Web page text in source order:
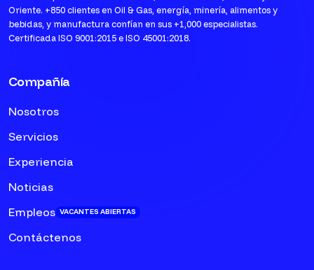
Oriente. +850 clientes en Oil & Gas, energía, minería, alimentos y
bebidas, y manufactura confían en sus +1,000 especialistas.
Certificada ISO 9001:2015 e ISO 45001:2018.
Compañía
Nosotros
Servicios
Experiencia
Noticias
Empleos VACANTES ABIERTAS
Contáctenos